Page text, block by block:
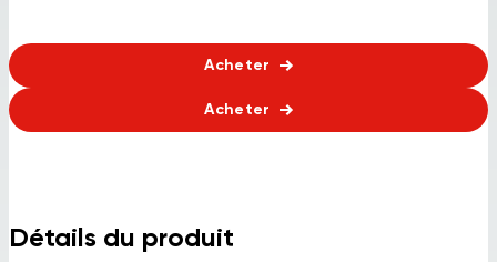
Acheter
Acheter
Détails du produit